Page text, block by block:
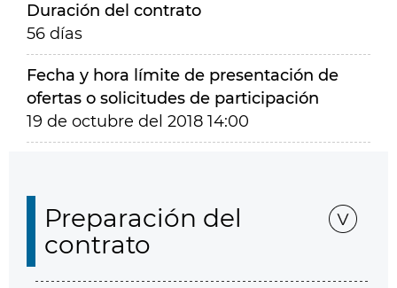
Duración del contrato
56 días
Fecha y hora límite de presentación de
ofertas o solicitudes de participación
19 de octubre del 2018 14:00
Preparación del
contrato